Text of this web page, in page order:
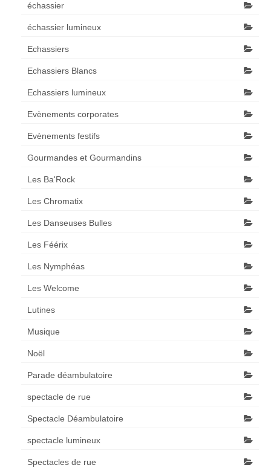
échassier
échassier lumineux
Echassiers
Echassiers Blancs
Echassiers lumineux
Evènements corporates
Evènements festifs
Gourmandes et Gourmandins
Les Ba'Rock
Les Chromatix
Les Danseuses Bulles
Les Féérix
Les Nymphéas
Les Welcome
Lutines
Musique
Noël
Parade déambulatoire
spectacle de rue
Spectacle Déambulatoire
spectacle lumineux
Spectacles de rue